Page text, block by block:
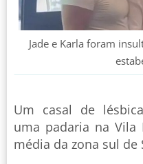
Jade e Karla foram
Um casal de
uma padaria na Vila
média da zona sul de